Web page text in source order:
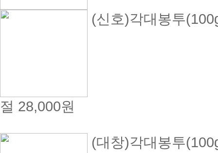
(신호)각대봉투
절 28,000원
(대창)각대봉투